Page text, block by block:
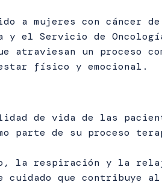
a mujeres con cáncer de
y el Servicio de
atraviesan un proceso
físico y emocional.
de vida de las
parte de su proceso
la respiración y la
cuidado que contribuye